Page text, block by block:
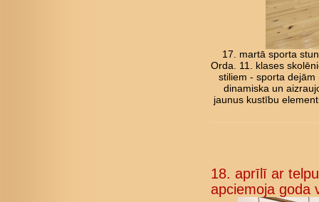
17. martā sporta
Orda. 11. klases
stiliem - sporta
dinamiska un
jaunus kustību
18. aprīlī ar
apciemoja goda